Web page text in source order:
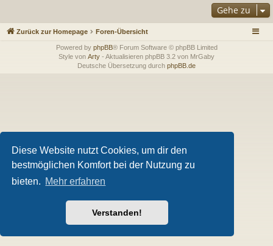
Diese Website nutzt Cookies, um dir den
bestmöglichen Komfort bei der Nutzung zu
bieten. Mehr erfahren
Verstanden!
Gehe zu
Zurück zur Homepage Foren-Übersicht
Powered by phpBB® Forum Software © phpBB Limited
Style von Arty - Aktualisieren phpBB 3.2 von MrGaby
Deutsche Übersetzung durch phpBB.de